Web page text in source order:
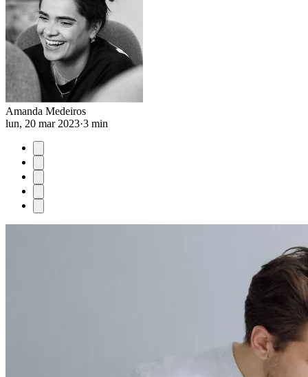
Amanda Medeiros
lun, 20 mar 2023·3 min